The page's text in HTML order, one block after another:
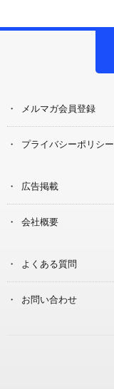
メルマガ会員登録
プライバシーポリシー
広告掲載
会社概要
よくある質問
お問い合わせ